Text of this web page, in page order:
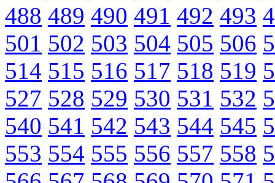
488 489 490 491 492 493
501 502 503 504 505 506
514 515 516 517 518 519
527 528 529 530 531 532
540 541 542 543 544 545
553 554 555 556 557 558